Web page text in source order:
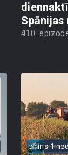
Spānijas
410.
pirms 1